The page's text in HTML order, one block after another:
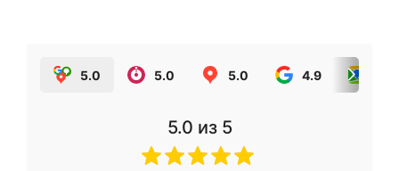
5.0 5.0 5.0 4.9
5.0 из 5